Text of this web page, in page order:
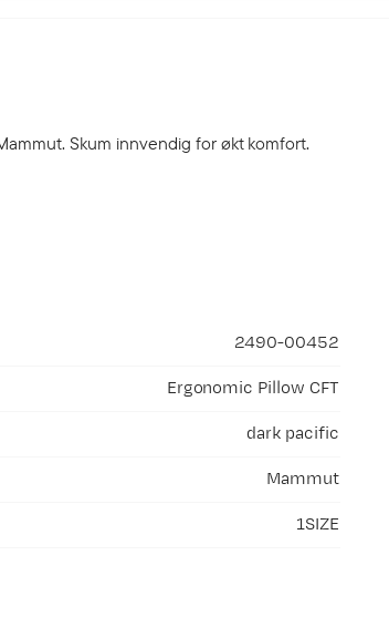
Skum innvendig for økt komfort.
2490-00452
Ergonomic Pillow CFT
dark pacific
Mammut
1SIZE